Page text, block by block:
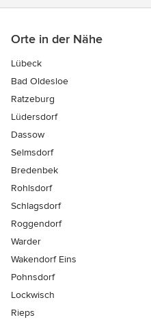
Orte in der Nähe
Lübeck
Bad Oldesloe
Ratzeburg
Lüdersdorf
Dassow
Selmsdorf
Bredenbek
Rohlsdorf
Schlagsdorf
Roggendorf
Warder
Wakendorf Eins
Pohnsdorf
Lockwisch
Rieps